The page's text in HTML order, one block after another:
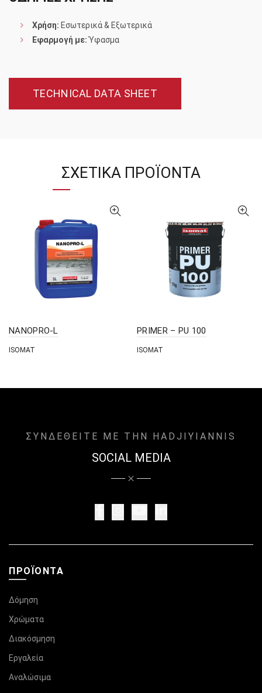
Χρήση: Εσωτερικά & Εξωτερικά
Εφαρμογή με:Ύφασμα
TECHNICAL DATA SHEET
ΣΧΕΤΙΚΆ ΠΡΟΪΌΝΤΑ
NANOPRO-L
ISOMAT
PRIMER – PU 100
ISOMAT
ΣΥΝΔΕΘΕΙΤΕ ΜΕ ΤΗΝ HADJIYIANNIS
SOCIAL MEDIA
ΠΡΟΪΌΝΤΑ
Δόμηση
Χρώματα
Διακόσμηση
Εργαλεία
Αναλώσιμα